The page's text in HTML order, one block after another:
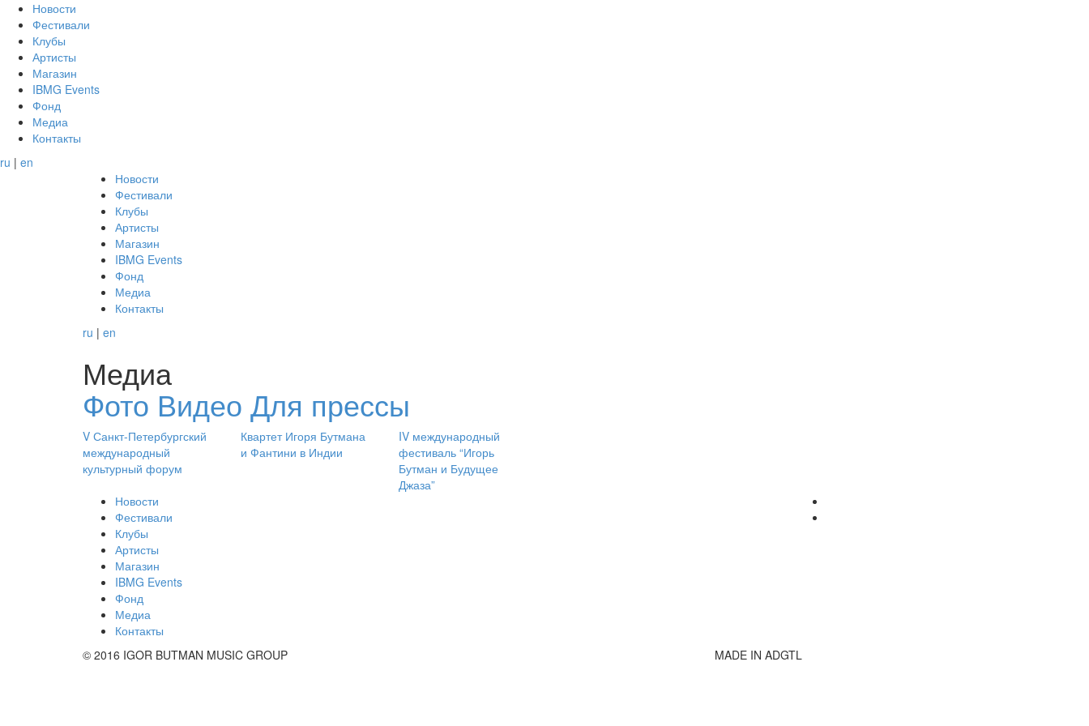
Новости
Фестивали
Клубы
Артисты
Магазин
IBMG Events
Фонд
Медиа
Контакты
ru | en
Новости
Фестивали
Клубы
Артисты
Магазин
IBMG Events
Фонд
Медиа
Контакты
ru | en
Медиа
Фото Видео Для прессы
V Санкт-Петербургский
международный
культурный форум
Квартет Игоря Бутмана
и Фантини в Индии
IV международный
фестиваль “Игорь
Бутман и Будущее
Джаза”
Новости
Фестивали
Клубы
Артисты
Магазин
IBMG Events
Фонд
Медиа
Контакты
© 2016 IGOR BUTMAN MUSIC GROUP
MADE IN ADGTL